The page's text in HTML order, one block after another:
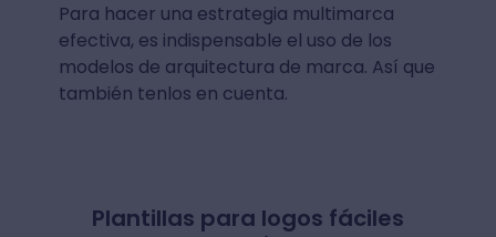
Para hacer una estrategia multimarca
efectiva, es indispensable el uso de los
modelos de arquitectura de marca. Así que
también tenlos en cuenta.
Plantillas para logos fáciles